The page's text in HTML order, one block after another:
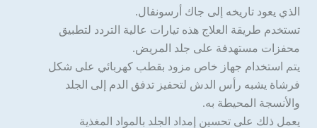
الذي يعود تاريخه إلى جاك أرسونفال.
تستخدم طريقة العلاج هذه تيارات عالية التردد لتطبيق
محفزات مستهدفة على جلد المريض.
يتم استخدام جهاز خاص مزود بقطب كهربائي على شكل
فرشاة يشبه رأس الدش لتحفيز تدفق الدم إلى الجلد
والأنسجة المحيطة به.
يعمل ذلك على تحسين إمداد الجلد بالمواد المغذية